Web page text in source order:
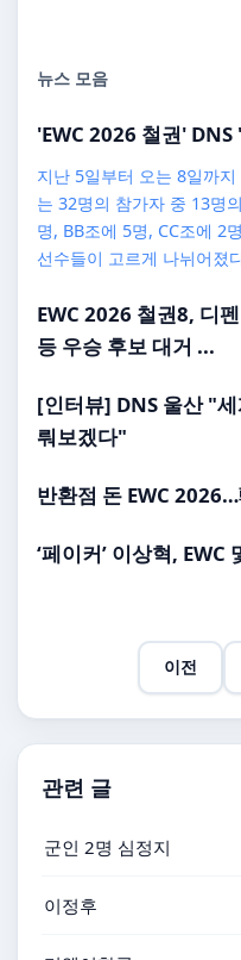
뉴스 모음
'EWC 2026 철권' DNS
지난 5일부터 오는 8일까
는 32명의 참가자 중 13명
명, BB조에 5명, CC조에 2
선수들이 고르게 나뉘어졌
EWC 2026 철권8, 디
등 우승 후보 대거 ...
[인터뷰] DNS 울산 "세
뤄보겠다"
반환점 돈 EWC 2026…
‘페이커’ 이상혁, EWC
이전
관련 글
군인 2명 심정지
이정후